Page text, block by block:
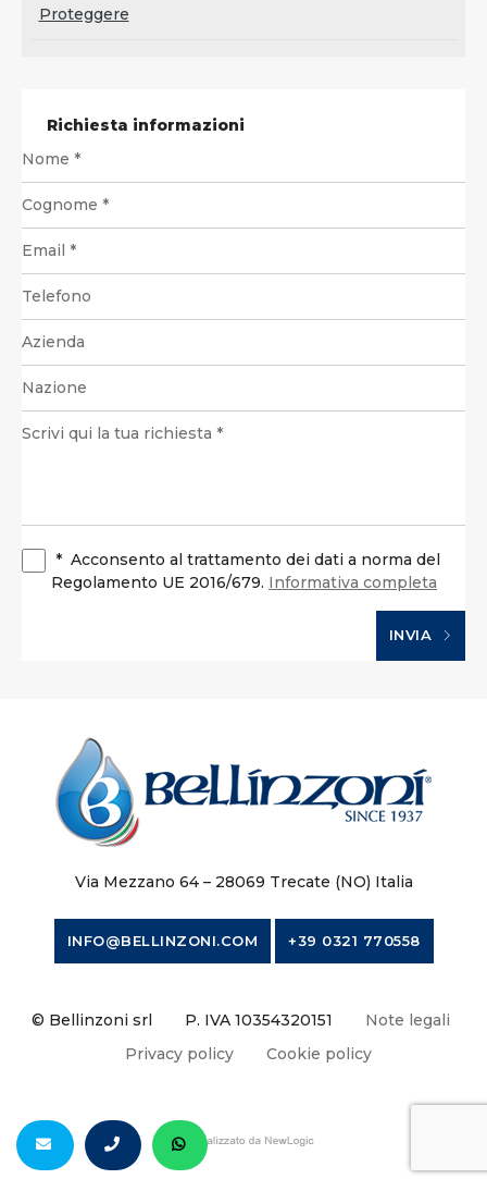
Proteggere
Richiesta informazioni
* Acconsento al trattamento dei dati a norma del
Regolamento UE 2016/679. Informativa completa
INVIA
Via Mezzano 64 – 28069 Trecate (NO) Italia
INFO@BELLINZONI.COM +39 0321 770558
© Bellinzoni srl P. IVA 10354320151
Note legali
Privacy policy
Cookie policy